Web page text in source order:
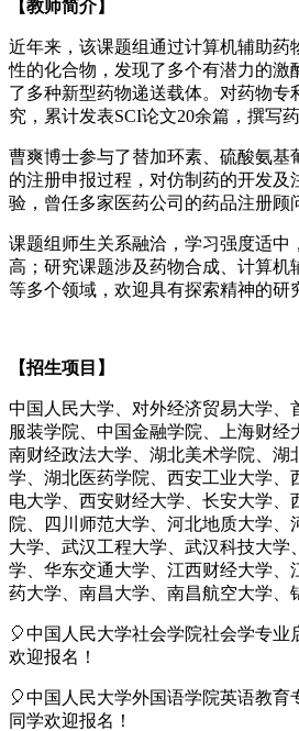
【教师简介】
近年来，该课题组通过计算机辅助药
性的化合物，发现了多个有潜力的激
了多种新型药物递送载体。对药物专
究，累计发表SCI论文20余篇，撰写
曹爽博士参与了替加环素、硫酸氨基
的注册申报过程，对仿制药的开发及
验，曾任多家医药公司的药品注册顾
课题组师生关系融洽，学习强度适中
高；研究课题涉及药物合成、计算机
等多个领域，欢迎具有探索精神的研
【招生项目】
中国人民大学、对外经济贸易大学、
服装学院、中国金融学院、上海财经
南财经政法大学、湖北美术学院、湖
学、湖北医药学院、西安工业大学、
电大学、西安财经大学、长安大学、
院、四川师范大学、河北地质大学、
大学、武汉工程大学、武汉科技大学
学、华东交通大学、江西财经大学、
药大学、南昌大学、南昌航空大学、
🎈中国人民大学社会学院社会学专业
欢迎报名！
🎈中国人民大学外国语学院英语教育
同学欢迎报名！